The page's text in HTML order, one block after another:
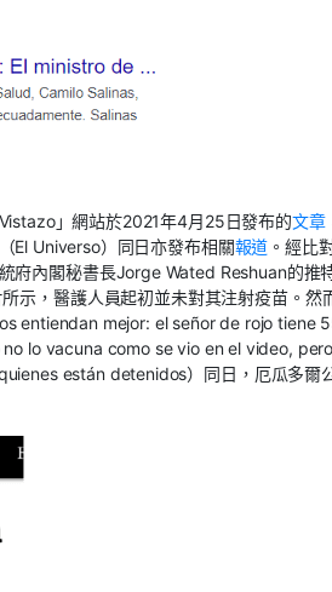
」網站於2021年4月25日發布的文章
El Universo）同日亦發布相關報道 。經比
府內閣秘書長Jorge Wated Reshuan的推
示，醫護人員起初並未對其注射疫苗。然
entiendan mejor: el señor de rojo tiene
lo vacuna como se vio en el video, pero
están detenidos）同日，厄瓜多爾